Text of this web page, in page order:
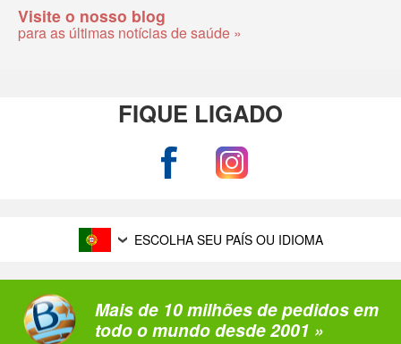
Visite o nosso blog
para as últimas notícias de saúde »
FIQUE LIGADO
ESCOLHA SEU PAÍS OU IDIOMA
Mais de 10 milhões de pedidos em
todo o mundo desde 2001 »